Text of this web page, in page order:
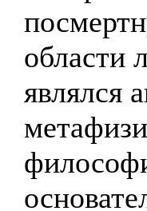
области
являлся